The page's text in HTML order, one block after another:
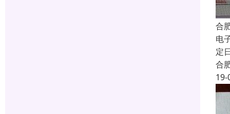
合
电
定
合
19-